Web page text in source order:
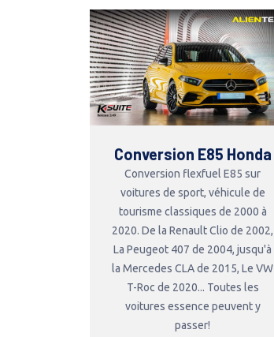
Conversion E85 Honda
Conversion flexfuel E85 sur
voitures de sport, véhicule de
tourisme classiques de 2000 à
2020. De la Renault Clio de 2002,
La Peugeot 407 de 2004, jusqu'à
la Mercedes CLA de 2015, Le VW
T-Roc de 2020... Toutes les
voitures essence peuvent y
passer!